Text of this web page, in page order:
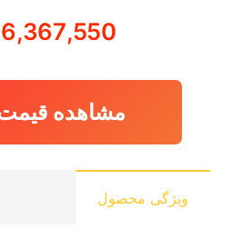
6,367,550
مشاهده
ویژگی محصول